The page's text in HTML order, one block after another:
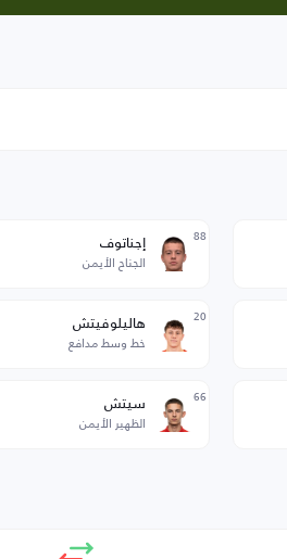
88 إجناتوف
الجناح الأيمن
20 هاليلوفيتش
خط وسط مدافع
66 سيتش
الظهير الأيمن